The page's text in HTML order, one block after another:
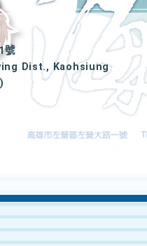
號
Dist., Kaohsiung